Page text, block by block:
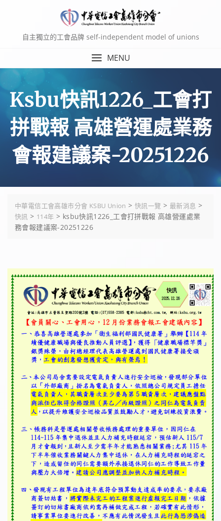
自主獨立的工會品牌 self-independent model of unions
MENU
Ksbu快訊1226_工會打
拼戰報 高雄營運處業務
會報建議案-20251226
中華電信工會高雄市分會 KSBU Union >快訊一覽 > 最新消息 >
快訊 > 114年 > ksbu快訊1226_工會打拼戰報 高雄營運處業
務會報建議案-20251226